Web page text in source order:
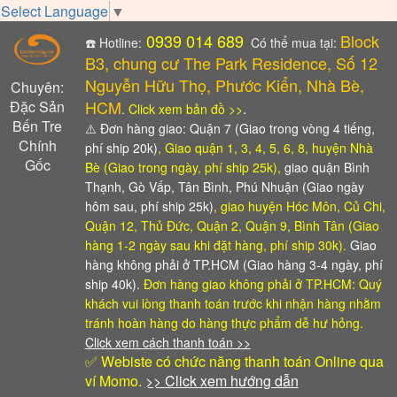
Select Language ▼
Chuyên:
Đặc Sản
Bến Tre
Chính
Gốc
☎️ Hotline: 0939 014 689 Có thể mua tại: Block
B3, chung cư The Park Residence, Số 12
Nguyễn Hữu Thọ, Phước Kiển, Nhà Bè,
HCM. Click xem bản đồ >>.
⚠️ Đơn hàng giao: Quận 7 (Giao trong vòng 4 tiếng,
phí ship 20k), Giao quận 1, 3, 4, 5, 6, 8, huyện Nhà
Bè (Giao trong ngày, phí ship 25k), giao quận Bình
Thạnh, Gò Vấp, Tân Bình, Phú Nhuận (Giao ngày
hôm sau, phí ship 25k), giao huyện Hóc Môn, Củ Chi,
Quận 12, Thủ Đức, Quận 2, Quận 9, Bình Tân (Giao
hàng 1-2 ngày sau khi đặt hàng, phí ship 30k). Giao
hàng không phải ở TP.HCM (Giao hàng 3-4 ngày, phí
ship 40k). Đơn hàng giao không phải ở TP.HCM: Quý
khách vui lòng thanh toán trước khi nhận hàng nhằm
tránh hoàn hàng do hàng thực phẩm dễ hư hỏng.
Click xem cách thanh toán >>
✅ Webiste có chức năng thanh toán Online qua
ví Momo. >> Click xem hướng dẫn